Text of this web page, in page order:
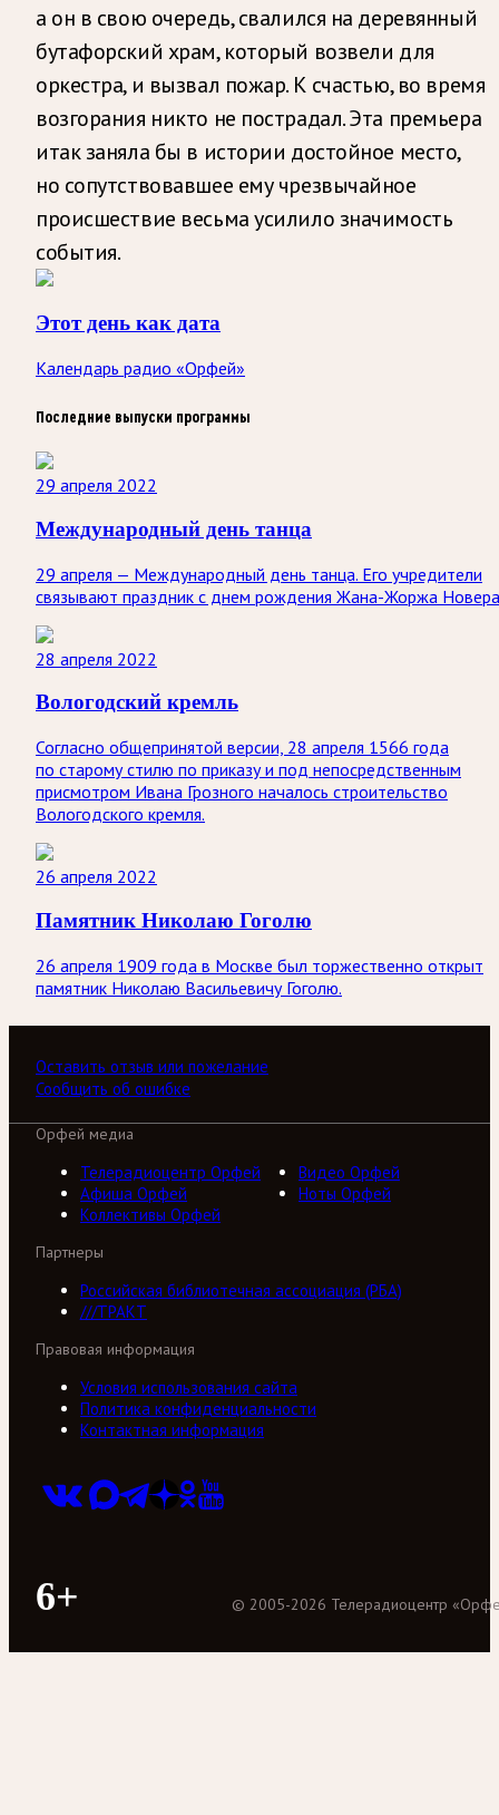
а он в свою очередь, свалился на деревянный
бутафорский храм, который возвели для
оркестра, и вызвал пожар. К счастью, во время
возгорания никто не пострадал. Эта премьера
итак заняла бы в истории достойное место,
но сопутствовавшее ему чрезвычайное
происшествие весьма усилило значимость
события.
Этот день как дата
Календарь радио «Орфей»
Последние выпуски программы
29 апреля 2022
Международный день танца
29 апреля — Международный день танца. Его учредители
связывают праздник с днем рождения Жана-Жоржа
28 апреля 2022
Вологодский кремль
Согласно общепринятой версии, 28 апреля 1566 года
по старому стилю по приказу и под непосредственным
присмотром Ивана Грозного началось строительство
Вологодского кремля.
26 апреля 2022
Памятник Николаю Гоголю
26 апреля 1909 года в Москве был торжественно открыт
памятник Николаю Васильевичу Гоголю.
Оставить отзыв или пожелание
Сообщить об ошибке
Орфей медиа
Телерадиоцентр Орфей
Видео Орфей
Афиша Орфей
Ноты Орфей
Коллективы Орфей
Партнеры
Российская библиотечная ассоциация (РБА)
///ТРАКТ
Правовая информация
Условия использования сайта
Политика конфиденциальности
Контактная информация
6+ © 2005-2026 Телерадиоцентр